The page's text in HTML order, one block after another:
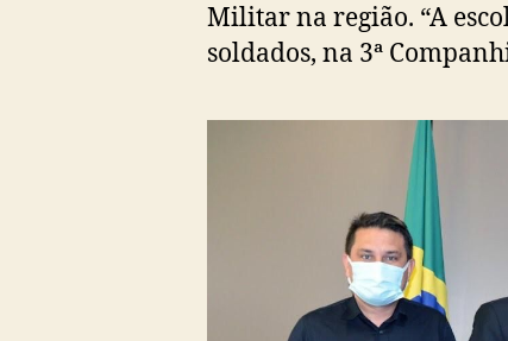
Militar na região. “A
soldados, na 3ª